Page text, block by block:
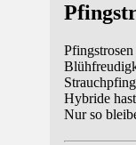
Hybride
Nur so